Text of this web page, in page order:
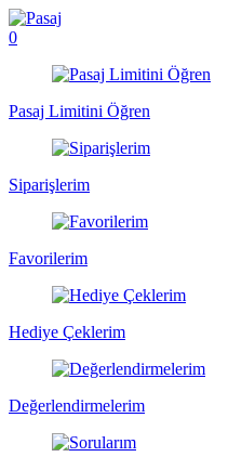
0
Pasaj Limitini Öğren
Siparişlerim
Favorilerim
Hediye Çeklerim
Değerlendirmelerim